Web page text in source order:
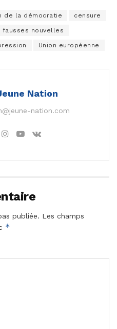
de la démocratie censure
fausses nouvelles
Union européenne
Nation
nation.com
publiée. Les champs
*